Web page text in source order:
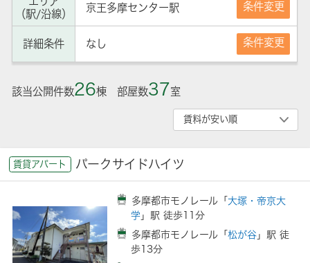
（駅/沿線）
京王多摩センター駅 条件変更
詳細条件 なし 条件変更
該当公開件数26棟 部屋数37室
賃貸アパート パークサイドハイツ
多摩都市モノレール「 大塚・帝京大
学」駅 徒歩11分
多摩都市モノレール「松が谷 」駅 徒
歩13分